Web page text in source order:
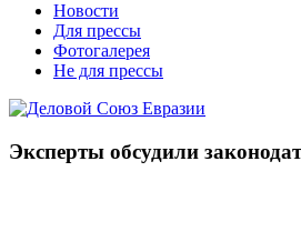
Новости
Для прессы
Фотогалерея
Не для прессы
Эксперты обсудили